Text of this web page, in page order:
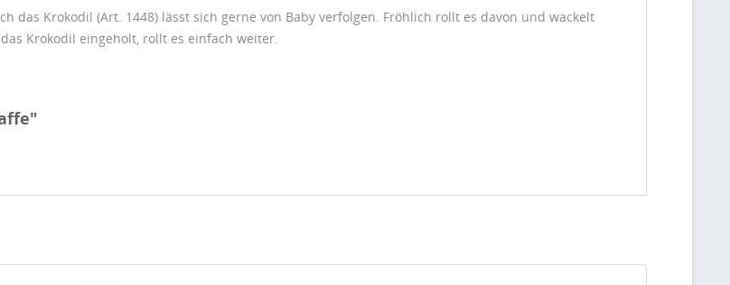
das Krokodil (Art. 1448) lässt sich gerne von Baby verfolgen. Fröhlich rollt es davon und wackelt
Krokodil eingeholt, rollt es einfach weiter.